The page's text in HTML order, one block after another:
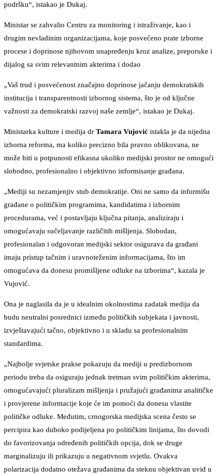
podršku“, istakao je Dukaj.
Ministar se zahvalio Centru za monitoring i istraživanje, kao i
drugim nevladinim organizacijama, koje posvećeno prate izborne
procese i doprinose njihovom unapređenju kroz analize, preporuke i
dijalog sa svim relevantnim akterima i dodao
„Vaš trud i posvećenost značajno doprinose jačanju demokratskih
institucija i transparentnosti izbornog sistema, što je od ključne
važnosti za demokratski razvoj naše zemlje“, istakao je Dukaj.
Ministarka kulture i medija dr Tamara Vujović istakla je da nijedna
izborna reforma, ma koliko precizno bila pravno oblikovana, ne
može biti u potpunosti efikasna ukoliko medijski prostor ne omogući
slobodno, profesionalno i objektivno informisanje građana.
„Mediji su nezamjenjiv stub demokratije. Oni ne samo da informišu
građane o političkim programima, kandidatima i izbornim
procedurama, već i postavljaju ključna pitanja, analiziraju i
omogućavaju sučeljavanje različitih mišljenja. Slobodan,
profesionalan i odgovoran medijski sektor osigurava da građani
imaju pristup tačnim i uravnoteženim informacijama, što im
omogućava da donesu promišljene odluke na izborima“, kazala je
Vujović.
Ona je naglasila da je u idealnim okolnostima zadatak medija da
budu neutralni posrednici između političkih subjekata i javnosti,
izvještavajući tačno, objektivno i u skladu sa profesionalnim
standardima.
„Najbolje svjetske prakse pokazuju da mediji u predizbornom
periodu treba da osiguraju jednak tretman svim političkim akterima,
omogućavajući pluralizam mišljenja i pružajući građanima analitičke
i provjerene informacije koje će im pomoći da donesu vlastite
političke odluke. Međutim, crnogorska medijska scena često se
percipira kao duboko podijeljena po političkim linijama, što dovodi
do favorizovanja određenih političkih opcija, dok se druge
marginalizuju ili prikazuju u negativnom svjetlu. Ovakva
polarizacija dodatno otežava građanima da steknu objektivan uvid u